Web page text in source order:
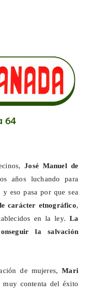
José Manuel de
años luchando para
eso pasa por que sea
carácter etnográfico,
en la ley. La
la salvación
de mujeres,Mari
muy contenta del éxito